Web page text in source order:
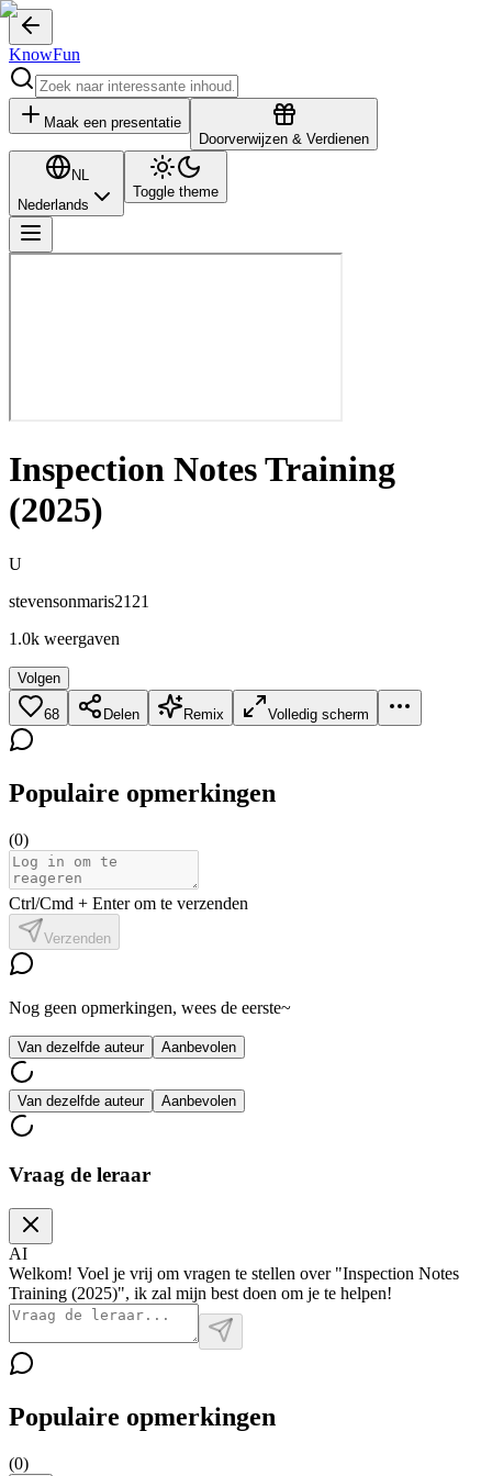
KnowFun
Maak een presentatie
Doorverwijzen & Verdienen
NL
Nederlands
Toggle theme
Inspection Notes Training
(2025)
U
stevensonmaris2121
1.0k weergaven
Volgen
68 Delen Remix Volledig scherm
Populaire opmerkingen
(0)
Ctrl/Cmd + Enter om te verzenden
Verzenden
Nog geen opmerkingen, wees de eerste~
Van dezelfde auteur Aanbevolen
Van dezelfde auteur Aanbevolen
Vraag de leraar
AI
Welkom! Voel je vrij om vragen te stellen over "Inspection Notes
Training (2025)", ik zal mijn best doen om je te helpen!
Populaire opmerkingen
(0)